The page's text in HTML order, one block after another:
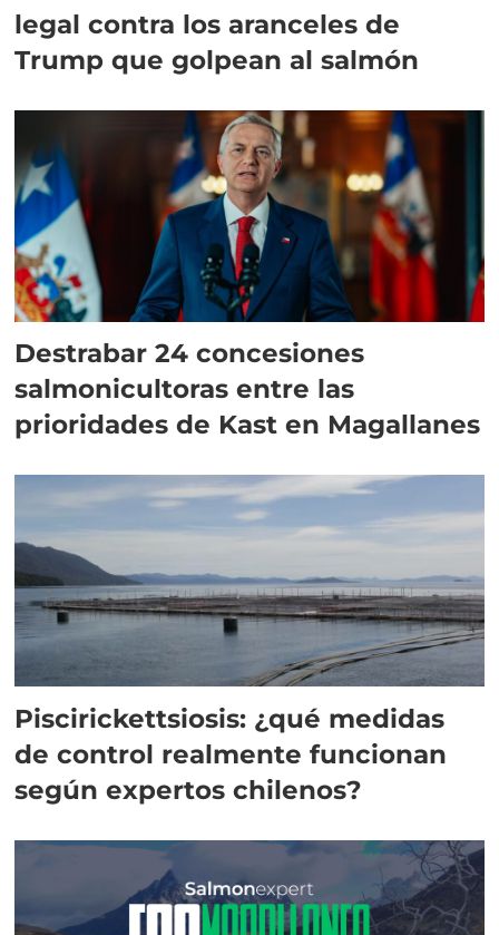
legal contra los aranceles de
Trump que golpean al salmón
Destrabar 24 concesiones
salmonicultoras entre las
prioridades de Kast en Magallanes
Piscirickettsiosis: ¿qué medidas
de control realmente funcionan
según expertos chilenos?